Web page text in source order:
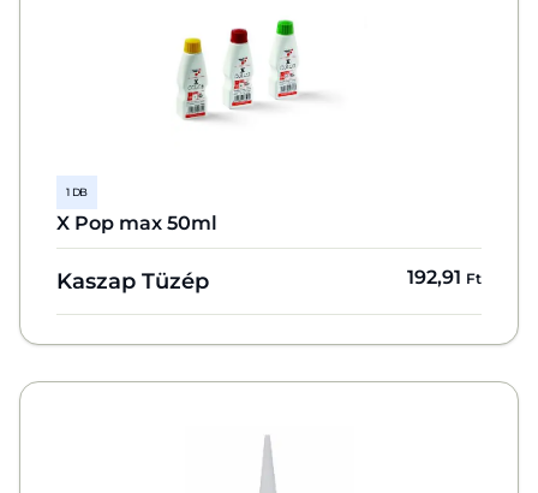
1 DB
X Pop max 50ml
Kaszap Tüzép 192,91 Ft